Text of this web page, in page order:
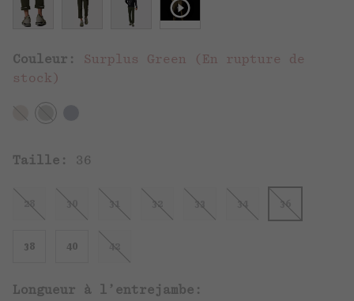
Couleur: Surplus Green (En rupture de
stock)
Taille: 36
28 30 31 32 33 34 36
38 40 42
Longueur à l’entrejambe: